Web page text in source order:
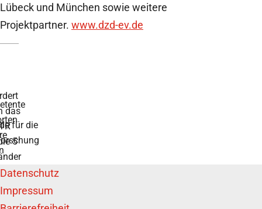
Lübeck und München sowie weitere
Projektpartner. www.dzd-ev.de
für die
das
5
Datenschutz
Impressum